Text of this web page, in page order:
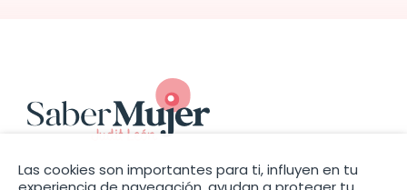
Las cookies son importantes para ti, influyen en tu